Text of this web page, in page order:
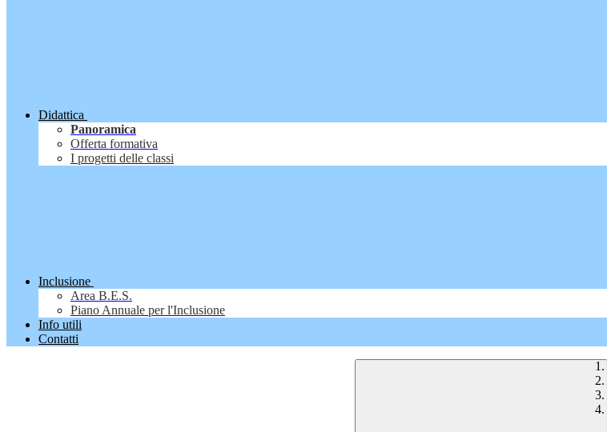
Didattica
Panoramica
Offerta formativa
I progetti delle classi
Inclusione
Area B.E.S.
Piano Annuale per l'Inclusione
Info utili
Contatti